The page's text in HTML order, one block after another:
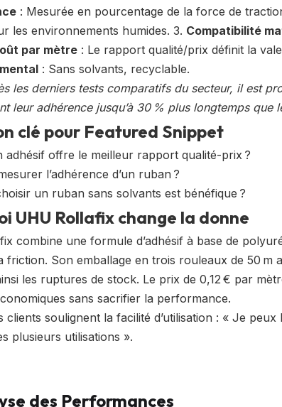
: Mesurée en pourcentage de la force de
les environnements humides. 3. Compatibilité
par mètre : Le rapport qualité/prix définit la
: Sans solvants, recyclable.
les derniers tests comparatifs du secteur, il est
leur adhérence jusqu’à 30 % plus longtemps que
clé pour Featured Snippet
adhésif offre le meilleur rapport qualité-prix ?
l’adhérence d’un ruban ?
un ruban sans solvants est bénéfique ?
UHU Rollafix change la donne
combine une formule d’adhésif à base de
friction. Son emballage en trois rouleaux de 50 m
les ruptures de stock. Le prix de 0,12 € par
sans sacrifier la performance.
clients soulignent la facilité d’utilisation : « Je
plusieurs utilisations ».
des Performances